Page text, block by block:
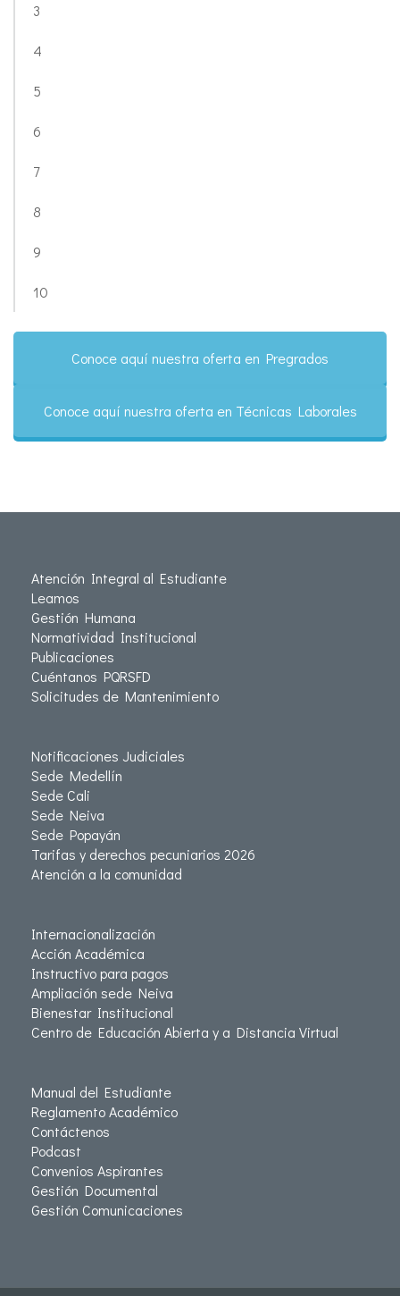
3
4
5
6
7
8
9
10
Conoce aquí nuestra oferta en Pregrados
Conoce aquí nuestra oferta en Técnicas Laborales
Atención Integral al Estudiante
Leamos
Gestión Humana
Normatividad Institucional
Publicaciones
Cuéntanos PQRSFD
Solicitudes de Mantenimiento
Notificaciones Judiciales
Sede Medellín
Sede Cali
Sede Neiva
Sede Popayán
Tarifas y derechos pecuniarios 2026
Atención a la comunidad
Internacionalización
Acción Académica
Instructivo para pagos
Ampliación sede Neiva
Bienestar Institucional
Centro de Educación Abierta y a Distancia Virtual
Manual del Estudiante
Reglamento Académico
Contáctenos
Podcast
Convenios Aspirantes
Gestión Documental
Gestión Comunicaciones